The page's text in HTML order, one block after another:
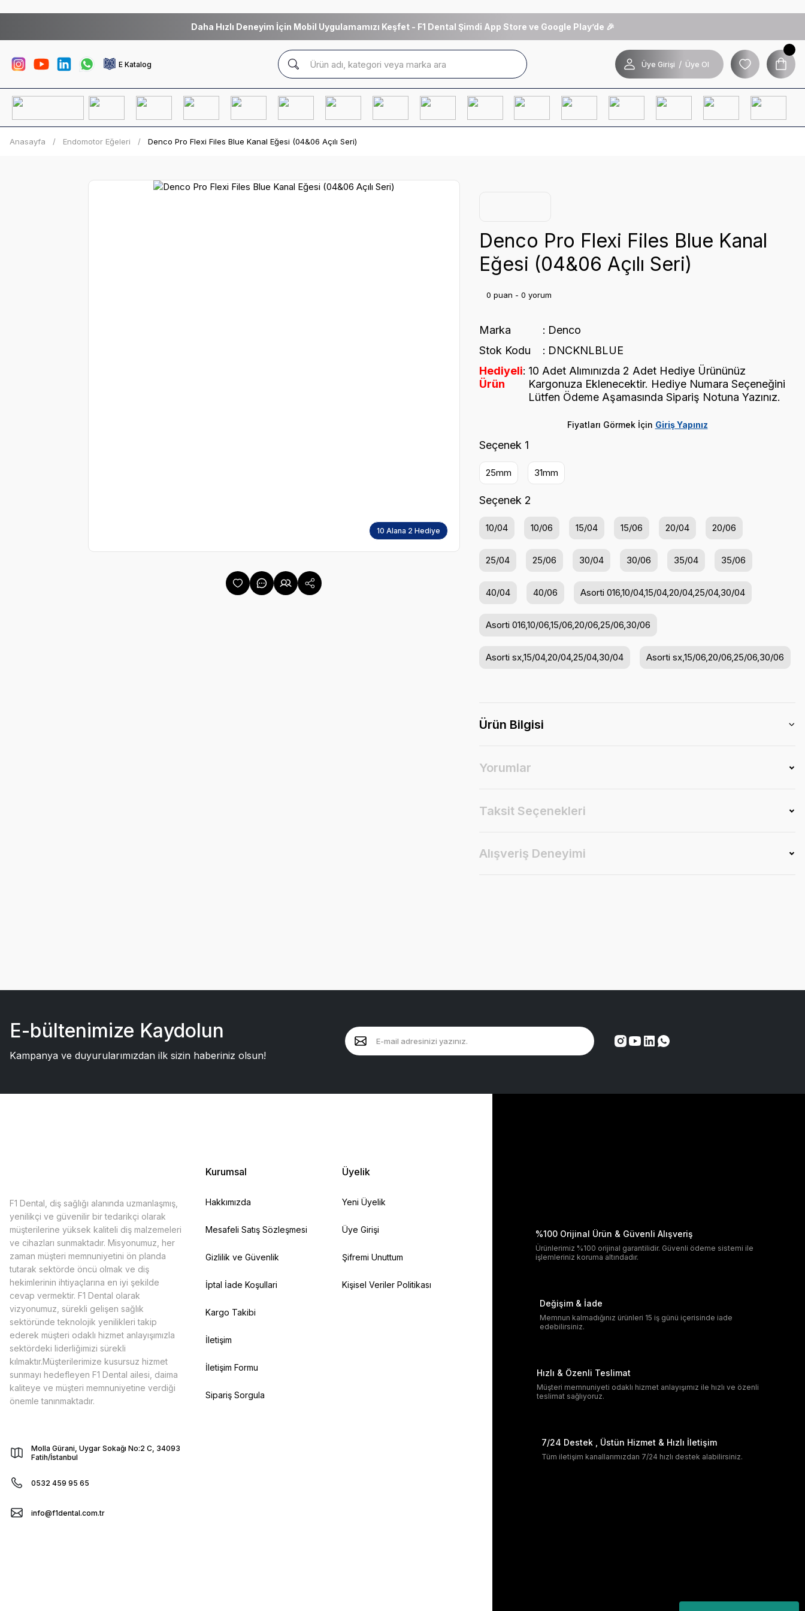
Daha Hızlı Deneyim İçin Mobil Uygulamamızı Keşfet - F1 Dental Şimdi App Store ve Google Play’de 🎉
E Katalog Üye Girişi / Üye Ol
Anasayfa Endomotor Eğeleri Denco Pro Flexi Files Blue Kanal Eğesi (04&06 Açılı Seri)
10 Alana 2 Hediye
Denco Pro Flexi Files Blue Kanal
Eğesi (04&06 Açılı Seri)
0 puan - 0 yorum
Marka
Denco
Stok Kodu
DNCKNLBLUE
Hediyeli
Ürün
10 Adet Alımınızda 2 Adet Hediye Ürününüz
Kargonuza Eklenecektir. Hediye Numara Seçeneğini
Lütfen Ödeme Aşamasında Sipariş Notuna Yazınız.
Fiyatları Görmek İçin Giriş Yapınız
Seçenek 1
25mm 31mm
Seçenek 2
10/04 10/06 15/04 15/06 20/04 20/06
25/04 25/06 30/04 30/06 35/04 35/06
40/04 40/06 Asorti 016,10/04,15/04,20/04,25/04,30/04
Asorti 016,10/06,15/06,20/06,25/06,30/06
Asorti sx,15/04,20/04,25/04,30/04 Asorti sx,15/06,20/06,25/06,30/06
Ürün Bilgisi
Yorumlar
Taksit Seçenekleri
Alışveriş Deneyimi
E-bültenimize Kaydolun
Kampanya ve duyurularımızdan ilk sizin haberiniz olsun!
F1 Dental, diş sağlığı alanında uzmanlaşmış,
yenilikçi ve güvenilir bir tedarikçi olarak
müşterilerine yüksek kaliteli diş malzemeleri
ve cihazları sunmaktadır. Misyonumuz, her
zaman müşteri memnuniyetini ön planda
tutarak sektörde öncü olmak ve diş
hekimlerinin ihtiyaçlarına en iyi şekilde
cevap vermektir. F1 Dental olarak
vizyonumuz, sürekli gelişen sağlık
sektöründe teknolojik yenilikleri takip
ederek müşteri odaklı hizmet anlayışımızla
sektördeki liderliğimizi sürekli
kılmaktır.Müşterilerimize kusursuz hizmet
sunmayı hedefleyen F1 Dental ailesi, daima
kaliteye ve müşteri memnuniyetine verdiği
önemle tanınmaktadır.
Molla Gürani, Uygar Sokağı No:2 C, 34093
Fatih/İstanbul
0532 459 95 65
info@f1dental.com.tr
Kurumsal
Hakkımızda
Mesafeli Satış Sözleşmesi
Gizlilik ve Güvenlik
İptal İade Koşullari
Kargo Takibi
İletişim
İletişim Formu
Sipariş Sorgula
Üyelik
Yeni Üyelik
Üye Girişi
Şifremi Unuttum
Kişisel Veriler Politikası
%100 Orijinal Ürün & Güvenli Alışveriş
Ürünlerimiz %100 orijinal garantilidir. Güvenli ödeme sistemi ile
işlemleriniz koruma altındadır.
Değişim & İade
Memnun kalmadığınız ürünleri 15 iş günü içerisinde iade
edebilirsiniz.
Hızlı & Özenli Teslimat
Müşteri memnuniyeti odaklı hizmet anlayışımız ile hızlı ve özenli
teslimat sağlıyoruz.
7/24 Destek , Üstün Hizmet & Hızlı İletişim
Tüm iletişim kanallarımızdan 7/24 hızlı destek alabilirsiniz.